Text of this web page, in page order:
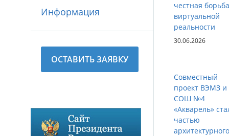
Информация
ОСТАВИТЬ ЗАЯВКУ
честная
виртуальной
реальности
30.06.2026
Совместный
проект ВЭМЗ и
СОШ №4
«Акварель»
частью
архитектурного